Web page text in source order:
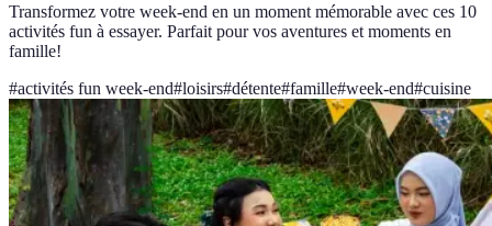
Transformez votre week-end en un moment mémorable avec ces 10
activités fun à essayer. Parfait pour vos aventures et moments en
famille!
#activités fun week-end#loisirs#détente#famille#week-end#cuisine